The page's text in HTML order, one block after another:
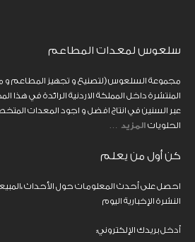
سلعوس لمعدات المطاعم
مجموعة السلعوس (لتصنيع و تجهيز المطاعم و
المنتشرة داخل المملكة الاردنية الرائدة في هذا
عبر السنين في انتاج افضل و اجود المعدات
الحلويات المزيد …
كن أول من يعلم
احصل على أحدث المعلومات حول الأحداث
النشرة الإخبارية اليوم
أدخل بريدك الإلكتروني: